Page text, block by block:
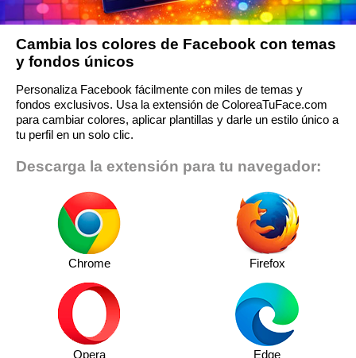
Cambia los colores de Facebook con temas
y fondos únicos
Personaliza Facebook fácilmente con miles de temas y
fondos exclusivos. Usa la extensión de ColoreaTuFace.com
para cambiar colores, aplicar plantillas y darle un estilo único a
tu perfil en un solo clic.
Descarga la extensión para tu navegador:
Chrome Firefox
Opera Edge